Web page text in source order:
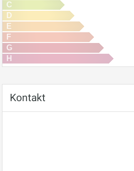
C
D
E
F
G
H
Kontakt